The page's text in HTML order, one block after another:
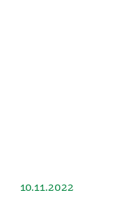
10.11.2022